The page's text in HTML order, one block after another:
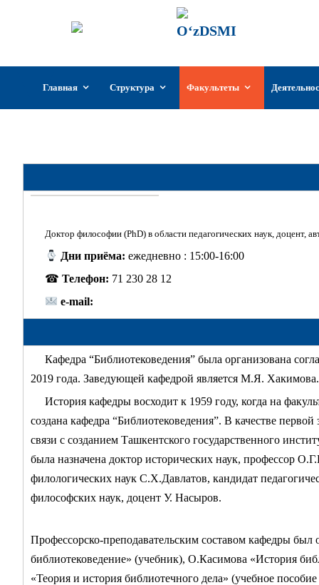
содержимому
Главная Структура Факультеты
Доктор философии (PhD) в области педагогических наук, доцент,
Дни приёма: ежедневно : 15:00-16:00
☎ Телефон: 71 230 28 12
e-mail:
Кафедра “Библиотековедения” была организована
2019 года. Заведующей кафедрой является М.Я. Хакимова.
История кафедры восходит к 1959 году, когда на
создана кафедра “Библиотековедения”. В качестве
связи с созданием Ташкентского государственного
была назначена доктор исторических наук, профессор
филологических наук С.X.Давлатов, кандидат
философских наук, доцент У. Насыров.
Профессорско-преподавательским составом кафедры
библиотековедение» (учебник), О.Касимова «История
«Теория и история библиотечного дела» (учебное